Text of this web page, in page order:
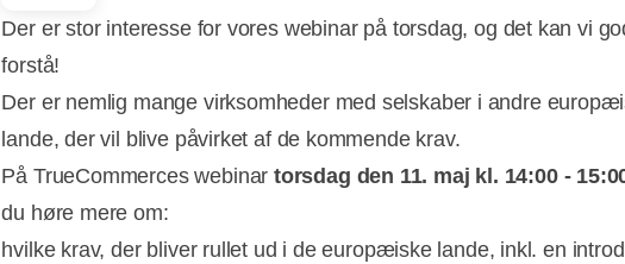
Der er stor interesse for vores webinar på torsdag, og det kan vi
forstå!
Der er nemlig mange virksomheder med selskaber i andre
lande, der vil blive påvirket af de kommende krav.
På TrueCommerces webinar torsdag den 11. maj kl. 14:00 -
du høre mere om:
hvilke krav, der bliver rullet ud i de europæiske lande, inkl. en